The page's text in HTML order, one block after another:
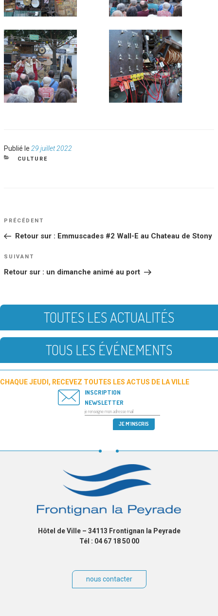
Publié le Publié
le
29 juillet 2022
CATÉGORIES
CULTURE
NAVIGATION
DE
Article
PRÉCÉDENT
Retour sur : Emmuscades #2 Wall-E au Chateau de Stony
Article
SUIVANT
Retour sur : un dimanche animé au port
TOUTES LES ACTUALITÉS
TOUS LES ÉVÉNEMENTS
CHAQUE JEUDI, RECEVEZ TOUTES LES ACTUS DE LA VILLE
INSCRIPTION
NEWSLETTER
Hôtel de Ville – 34113 Frontignan la Peyrade
Tél : 04 67 18 50 00
nous contacter